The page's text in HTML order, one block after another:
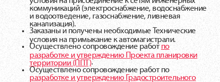
коммуникаций (электроснабжение, водоснабжение
и водоотведение, газоснабжение, ливневая
канализация).
Заказаны и получены необходимые Технические
условия на примыкание к автомагистрали.
Осуществлено сопровождение работ по
разработке и утверждению Проекта планировки
территории (ППТ).
Осуществлено сопровождение работ по
разработке и утверждению Градостроительного